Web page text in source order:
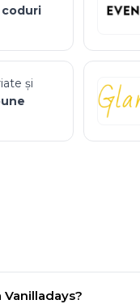
coduri
și